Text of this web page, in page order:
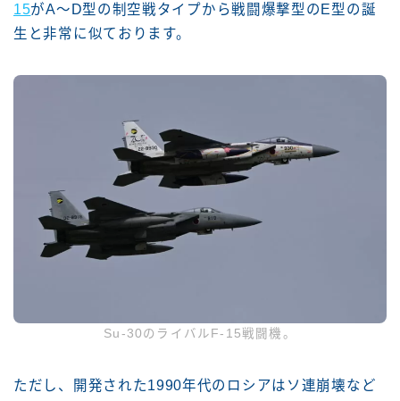
15がA～D型の制空戦タイプから戦闘爆撃型のE型の誕
生と非常に似ております。
Su-30のライバルF-15戦闘機。
ただし、開発された1990年代のロシアはソ連崩壊など